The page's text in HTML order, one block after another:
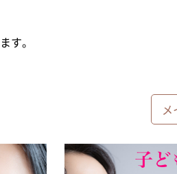
す。
メ